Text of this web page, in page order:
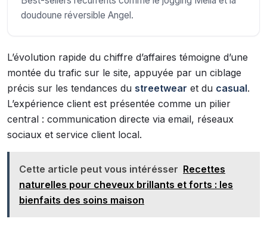
doudoune réversible Angel.
L’évolution rapide du chiffre d’affaires témoigne d’une
montée du trafic sur le site, appuyée par un ciblage
précis sur les tendances du streetwear et du casual.
L’expérience client est présentée comme un pilier
central : communication directe via email, réseaux
sociaux et service client local.
Cette article peut vous intérésser Recettes
naturelles pour cheveux brillants et forts : les
bienfaits des soins maison